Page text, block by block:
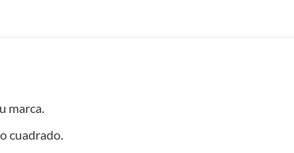
marca.
cuadrado.